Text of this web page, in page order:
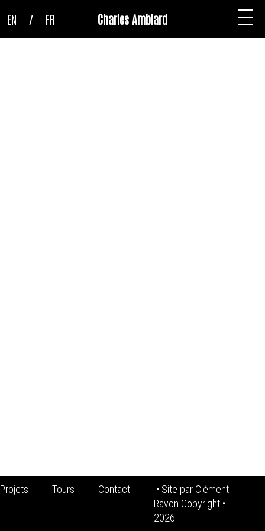
Charles Amblard
EN / FR
Projets Tours Contact • Site par Clément
Ravon Copyright •
2026